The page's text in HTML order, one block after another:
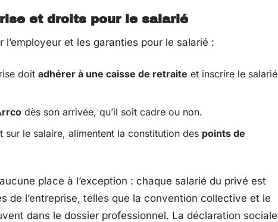
et droits pour le salarié
et les garanties pour le salarié :
doit adhérer à une caisse de retraite et inscrire le salarié
dès son arrivée, qu’il soit cadre ou non.
sur le salaire, alimentent la constitution des points de
place à l’exception : chaque salarié du privé est
de l’entreprise, telles que la convention collective et le
dans le dossier professionnel. La déclaration sociale